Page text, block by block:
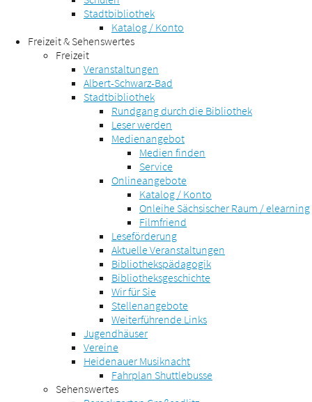
Stadtbibliothek
Katalog / Konto
Freizeit & Sehenswertes
Freizeit
Veranstaltungen
Albert-Schwarz-Bad
Stadtbibliothek
Rundgang durch die Bibliothek
Leser werden
Medienangebot
Medien finden
Service
Onlineangebote
Katalog / Konto
Onleihe Sächsischer Raum / elearning
Filmfriend
Leseförderung
Aktuelle Veranstaltungen
Bibliothekspädagogik
Bibliotheksgeschichte
Wir für Sie
Stellenangebote
Weiterführende Links
Jugendhäuser
Vereine
Heidenauer Musiknacht
Fahrplan Shuttlebusse
Sehenswertes